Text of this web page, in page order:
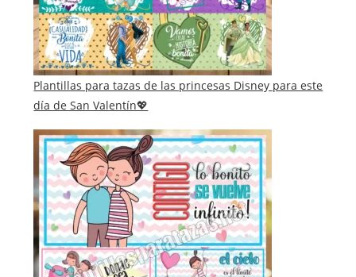
Plantillas para tazas de las princesas Disney para este
día de San Valentín💖